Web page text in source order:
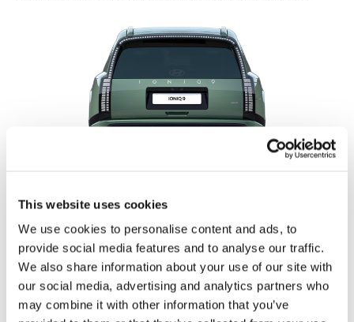
This website uses cookies
We use cookies to personalise content and ads, to
provide social media features and to analyse our traffic.
We also share information about your use of our site with
our social media, advertising and analytics partners who
may combine it with other information that you’ve
Tył.
Tył samochodu nawiązuje pikselami do nowoczesności, a z
drugiej strony – do luksusowej tradycji. Swoim szerokim,
eleganckim kształtem przypomina rufę morskiego jachtu.